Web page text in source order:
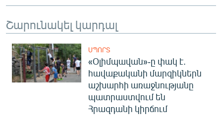
ԲԱՆԱՎԵՃ
ՁԳՏԵԼՈՎ ԼԱՎԱԳՈՒՅՆԻՆ
ՓՈԴՔԱՍԹ
Հայերեն
English
Շարունակել կարդալ
ՍՊՈՐՏ
«Օլիմպավան»-ը փակ է.
հավաքականի մարզիկներն
աշխարհի առաջնությանը
պատրաստվում են
Հրազդանի կիրճում